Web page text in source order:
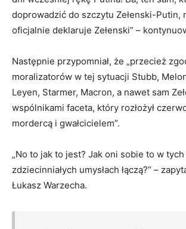
doprowadzić do szczytu Zełenski-Putin,
oficjalnie deklaruje Zełenski” –
Następnie przypomniał, że „przecież
moralizatorów w tej sytuacji Stubb,
Leyen, Starmer, Macron, a nawet sam
wspólnikami faceta, który rozłożył
mordercą i gwałcicielem”.
„No to jak to jest? Jak oni sobie to w
zdziecinniałych umysłach łączą?” –
Łukasz Warzecha.